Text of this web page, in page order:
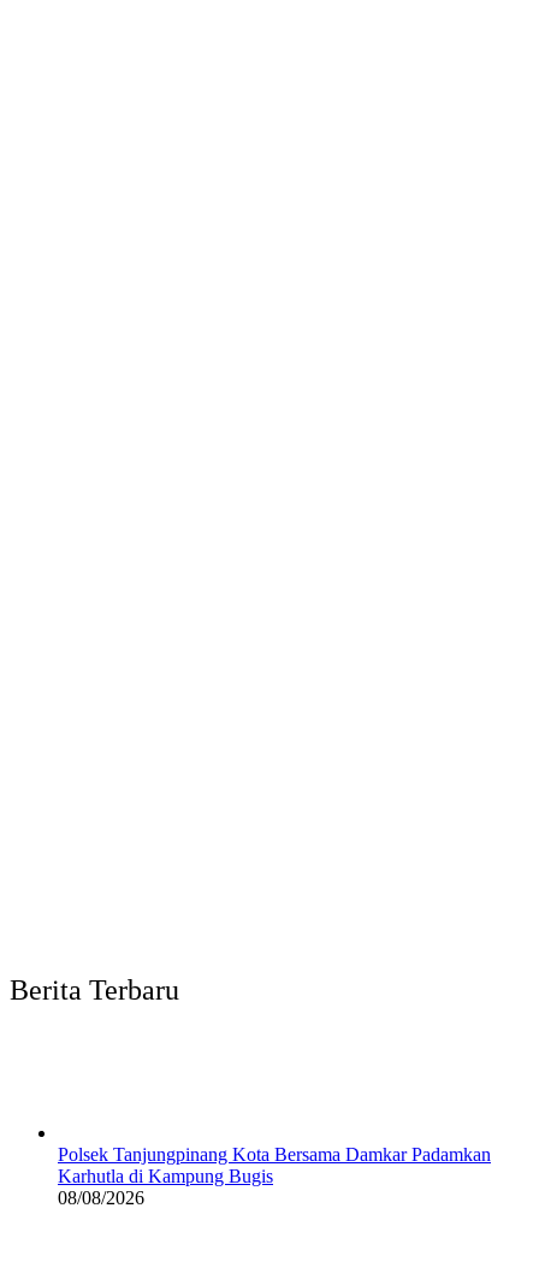
Berita Terbaru
Polsek Tanjungpinang Kota Bersama Damkar Padamkan
Karhutla di Kampung Bugis
08/08/2026